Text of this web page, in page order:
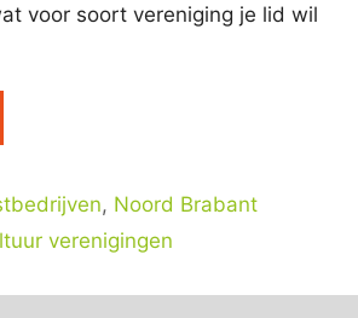
voor soort vereniging je lid wil
, Noord Brabant
verenigingen